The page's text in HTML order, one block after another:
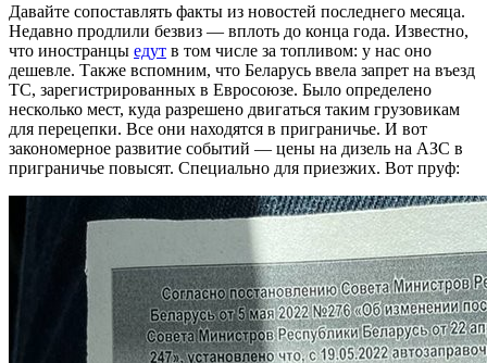
Давайте сопоставлять факты из новостей последнего месяца.
Недавно продлили безвиз — вплоть до конца года. Известно,
что иностранцы едут в том числе за топливом: у нас оно
дешевле. Также вспомним, что Беларусь ввела запрет на въезд
ТС, зарегистрированных в Евросоюзе. Было определено
несколько мест, куда разрешено двигаться таким грузовикам
для перецепки. Все они находятся в приграничье. И вот
закономерное развитие событий — цены на дизель на АЗС в
приграничье повысят. Специально для приезжих. Вот пруф: